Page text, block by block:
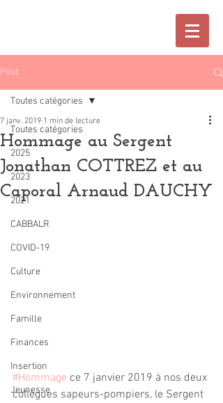
Post
Toutes catégories
2025
2023
2021
CABBALR
COVID-19
Culture
Environnement
Famille
Finances
Insertion
Jeunesse
Toutes catégories
Hommage au Sergent
Jonathan COTTREZ et au
Caporal Arnaud DAUCHY
7 janv. 2019 1 min de lecture
#Hommage ce 7 janvier 2019 à nos deux
collègues sapeurs-pompiers, le Sergent